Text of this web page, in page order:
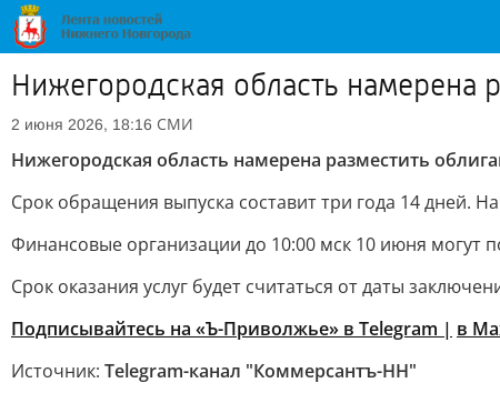
Нижегородская область намерена
2 июня 2026, 18:16 СМИ
Нижегородская область намерена разместить
Срок обращения выпуска составит три года 14 дней.
Финансовые организации до 10:00 мск 10 июня могут
Срок оказания услуг будет считаться от даты
Подписывайтесь на «Ъ-Приволжье» в Telegram | в
Источник: Telegram-канал "Коммерсантъ-НН"